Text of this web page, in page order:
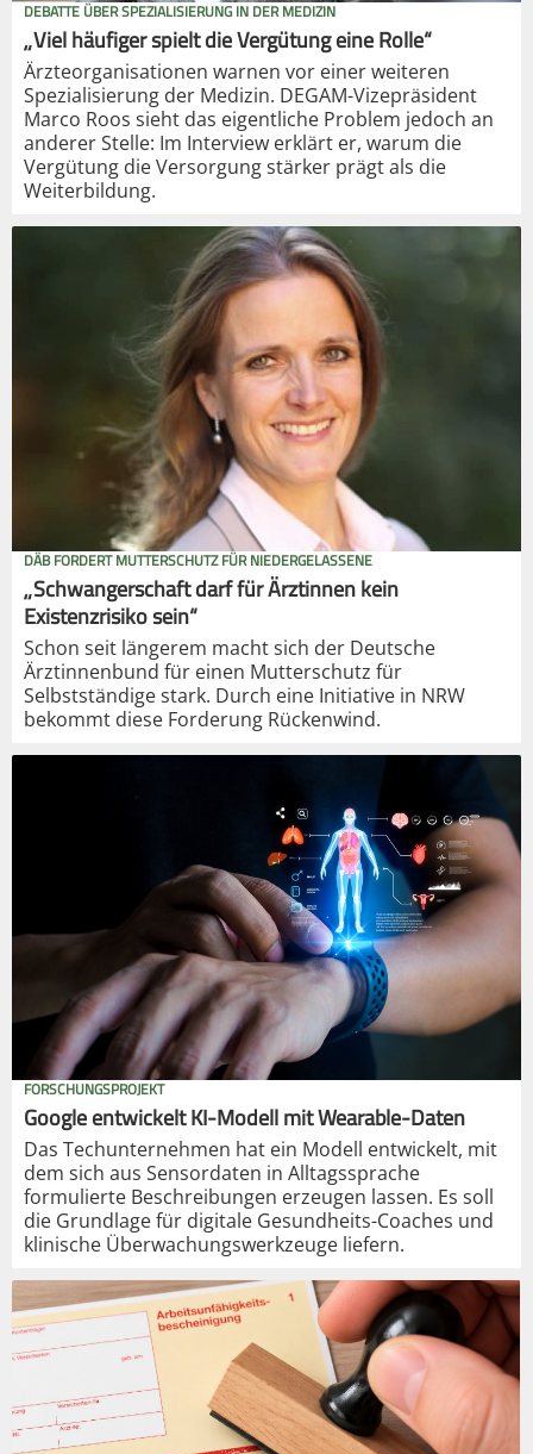
DEBATTE ÜBER SPEZIALISIERUNG IN DER MEDIZIN
„Viel häufiger spielt die Vergütung eine Rolle“
Ärzteorganisationen warnen vor einer weiteren
Spezialisierung der Medizin. DEGAM-Vizepräsident
Marco Roos sieht das eigentliche Problem jedoch an
anderer Stelle: Im Interview erklärt er, warum die
Vergütung die Versorgung stärker prägt als die
Weiterbildung.
DÄB FORDERT MUTTERSCHUTZ FÜR NIEDERGELASSENE
„Schwangerschaft darf für Ärztinnen kein
Existenzrisiko sein“
Schon seit längerem macht sich der Deutsche
Ärztinnenbund für einen Mutterschutz für
Selbstständige stark. Durch eine Initiative in NRW
bekommt diese Forderung Rückenwind.
FORSCHUNGSPROJEKT
Google entwickelt KI-Modell mit Wearable-Daten
Das Techunternehmen hat ein Modell entwickelt, mit
dem sich aus Sensordaten in Alltagssprache
formulierte Beschreibungen erzeugen lassen. Es soll
die Grundlage für digitale Gesundheits-Coaches und
klinische Überwachungswerkzeuge liefern.